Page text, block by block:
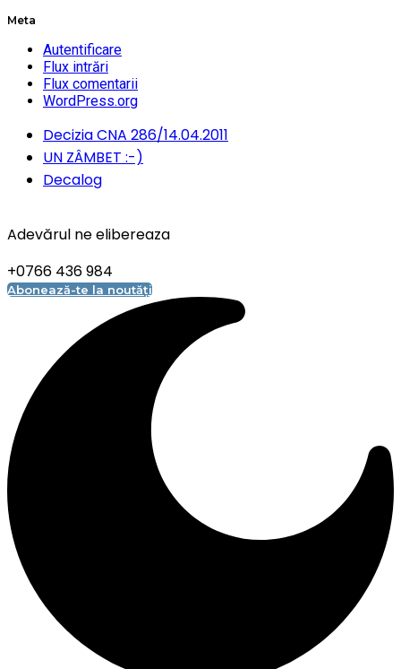
Meta
Autentificare
Flux intrări
Flux comentarii
WordPress.org
Decizia CNA 286/14.04.2011
UN ZÂMBET :-)
Decalog
Adevărul ne elibereaza
+0766 436 984
Abonează-te la noutăți